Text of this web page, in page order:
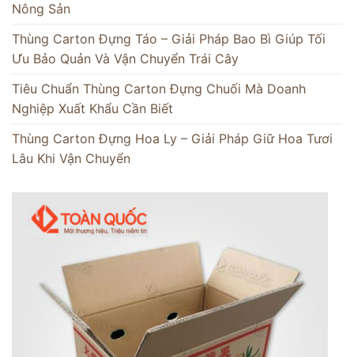
Nông Sản
Thùng Carton Đựng Táo – Giải Pháp Bao Bì Giúp Tối
Ưu Bảo Quản Và Vận Chuyển Trái Cây
Tiêu Chuẩn Thùng Carton Đựng Chuối Mà Doanh
Nghiệp Xuất Khẩu Cần Biết
Thùng Carton Đựng Hoa Ly – Giải Pháp Giữ Hoa Tươi
Lâu Khi Vận Chuyển